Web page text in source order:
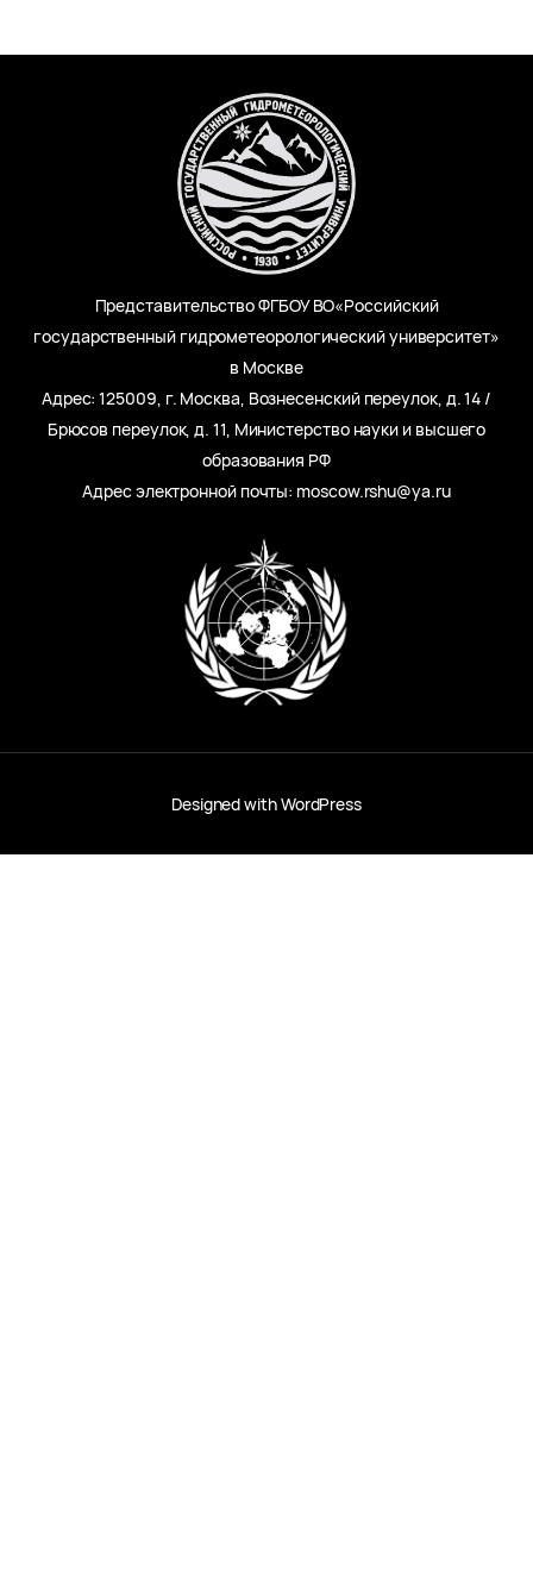
Представительство ФГБОУ ВО«Российский
государственный гидрометеорологический университет»
в Москве
Адрес: 125009, г. Москва, Вознесенский переулок, д. 14 /
Брюсов переулок, д. 11, Министерство науки и высшего
образования РФ
Адрес электронной почты: moscow.rshu@ya.ru
Designed withWordPress